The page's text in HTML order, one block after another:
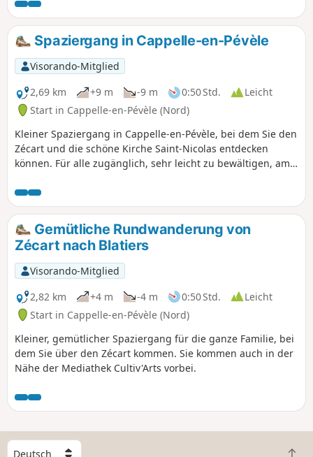
Spaziergang in Cappelle-en-Pévèle
Visorando-Mitglied
2,69 km
+9 m -9 m 0:50 Std.
Leicht
Start in Cappelle-en-Pévèle (Nord)
Kleiner Spaziergang in Cappelle-en-Pévèle, bei dem Sie den
Zécart und die schöne Kirche Saint-Nicolas entdecken
können. Für alle zugänglich, sehr leicht zu bewältigen, am
Gemütliche Rundwanderung von
Zécart nach Blatiers
Visorando-Mitglied
2,82 km
+4 m -4 m 0:50 Std.
Leicht
Start in Cappelle-en-Pévèle (Nord)
Kleiner, gemütlicher Spaziergang für die ganze Familie, bei
dem Sie über den Zécart kommen. Sie kommen auch in der
Nähe der Mediathek Cultiv'Arts vorbei.
W